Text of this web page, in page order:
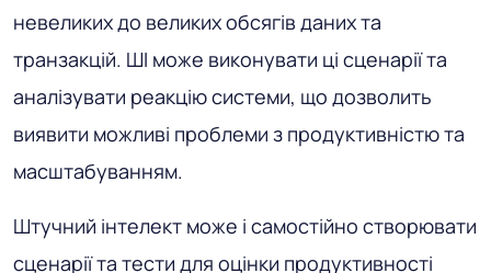
невеликих до великих обсягів даних та
транзакцій. ШІ може виконувати ці сценарії та
аналізувати реакцію системи, що дозволить
виявити можливі проблеми з продуктивністю та
масштабуванням.
Штучний інтелект може і самостійно створювати
сценарії та тести для оцінки продуктивності